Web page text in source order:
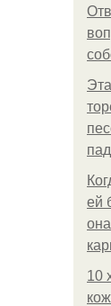
ей
10